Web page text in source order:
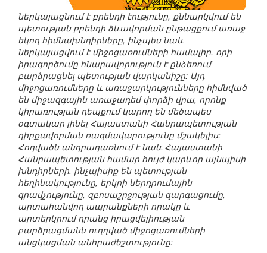
ներկայացնում է բրենդի էությունը, քննարկվում են
պետության բրենդի ձևավորման ընթացքում առաջ
եկող հիմնախնդիրները, ինչպես նաև
ներկայացվում է միջոցառումների համալիր, որի
իրագործումը հնարավորություն է ընձեռում
բարձրացնել պետության վարկանիշը: Այդ
միջոցառումները և առաջարկությունները հիմնված
են միջազգային առաջադեմ փորձի վրա, որոնք
կիրառության դեպքում կարող են մեծապես
օգտակար լինել Հայաստանի Հանրապետության
դիրքավորման ռազմավարությունը մշակելիս:
Հոդվածն անդրադառնում է նաև Հայաստանի
Հանրապետության համար հույժ կարևոր այնպիսի
խնդիրների, ինչպիսիք են պետության
հեղինակությունը, երկրի ներդրումային
գրավչությունը, զբոսաշրջության զարգացումը,
արտահանվող ապրանքների որակը և
արտերկրում դրանց իրացվելիության
բարձրացմանն ուղղված միջոցառումների
անցկացման անհրաժեշտությունը: